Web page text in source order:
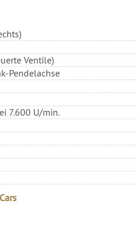
Ventile)
Pendelachse
7.600 U/min.